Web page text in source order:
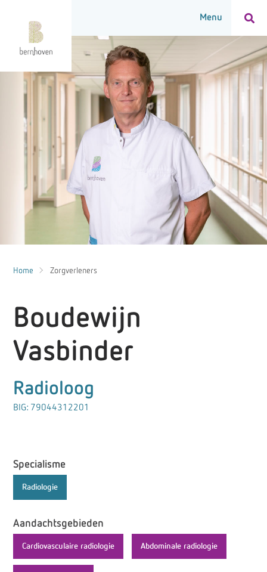
Home Zorgverleners
Boudewijn
Vasbinder
Radioloog
BIG: 79044312201
Specialisme
Radiologie
Aandachtsgebieden
Cardiovasculaire radiologie Abdominale radiologie